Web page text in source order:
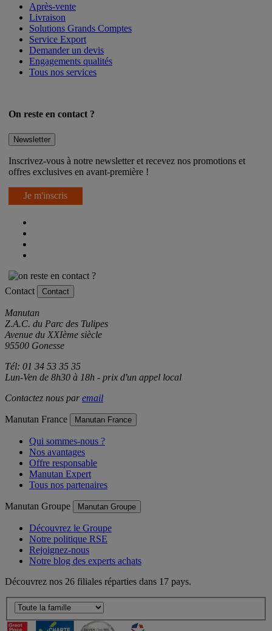
Après-vente
Livraison
Solutions Grands Comptes
Service Export
Demander un devis
Engagements qualités
Tous nos services
On reste en contact ?
Newsletter
Inscrivez-vous à notre newsletter et recevez nos promotions et
offres exclusives en avant-première !
Je m'inscris
Contact Contact
Manutan
Z.A.C. du Parc des Tulipes
Avenue du XXIème siècle
95500 Gonesse
Tél: 01 34 53 35 35
Lun-Ven de 8h30 à 18h - prix d'un appel local
Contactez nous paremail
Manutan France Manutan France
Qui sommes-nous ?
Nos avantages
Offre responsable
Manutan Expert
Tous nos partenaires
Manutan Groupe Manutan Groupe
Découvrez le Groupe
Notre politique RSE
Rejoignez-nous
Notre blog des experts achats
Découvrez nos 26 filiales réparties dans 17 pays.